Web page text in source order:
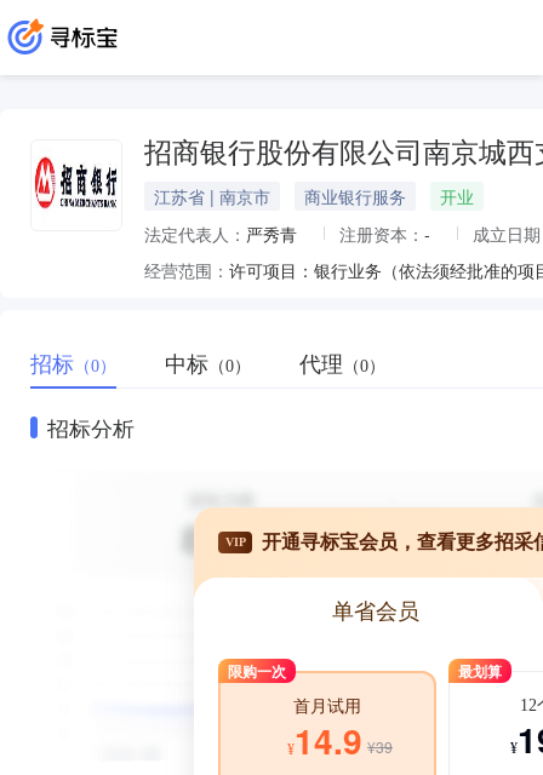
招商银行股份有限公司南京城西
江苏省 | 南京市 商业银行服务
开业
法定代表人： 严秀青 注册资本： -
成立日
经营范围： 许可项目：银行业务（依法须经批准的
招标 （0） 中标 （0） 代理 （0）
招标分析
VIP 开通寻标宝会员，查看更多招采
单省会员
限购一次
首月试用
¥14.9 ¥39
最划算
12
¥